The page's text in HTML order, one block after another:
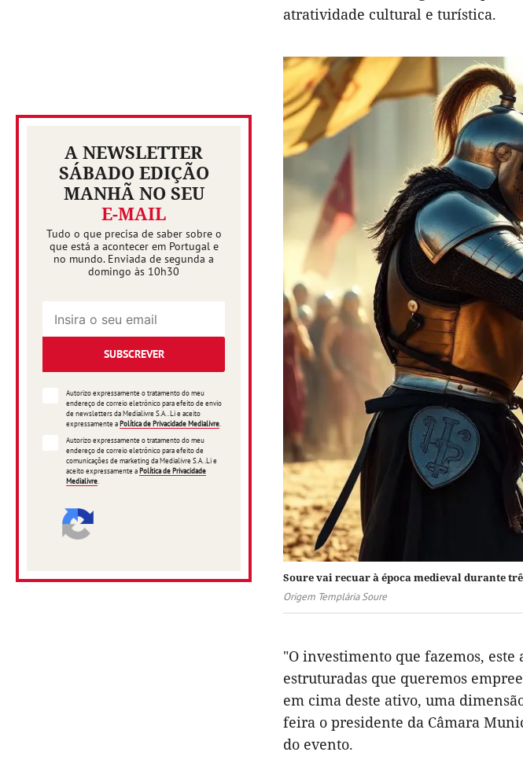
A NEWSLETTER
SÁBADO EDIÇÃO
MANHÃ NO SEU
E-MAIL
Tudo o que precisa de saber sobre o
que está a acontecer em Portugal e
no mundo. Enviada de segunda a
domingo às 10h30
SUBSCREVER
Autorizo expressamente o tratamento do meu
endereço de correio eletrónico para efeito de envio
de newsletters da Medialivre S.A.. Li e aceito
expressamente aPolítica de Privacidade Medialivre
Autorizo expressamente o tratamento do meu
endereço de correio eletrónico para efeito de
comunicações de marketing da Medialivre S.A..Li e
aceito expressamente aPolítica de Privacidade
Medialivre
atratividade cultural e turística.
Soure vai recuar à época medieval durante
Origem Templária Soure
"O investimento que fazemos,
estruturadas que queremos
em cima deste ativo, uma
feira o presidente da Câmara
do evento.